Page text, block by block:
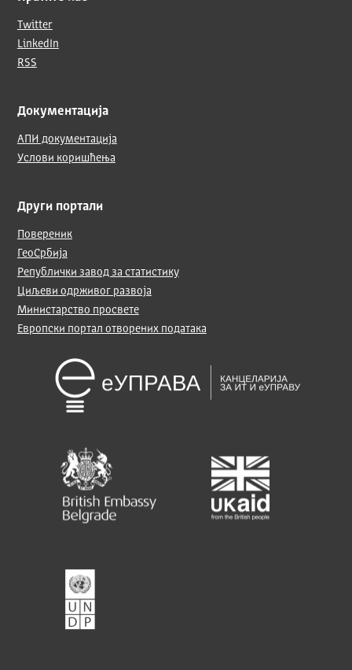
Twitter
LinkedIn
RSS
Документација
АПИ документација
Услови коришћења
Други портали
Повереник
ГеоСрбија
Републички завод за статистику
Циљеви одрживог развоја
Министарство просвете
Европски портал отворених података